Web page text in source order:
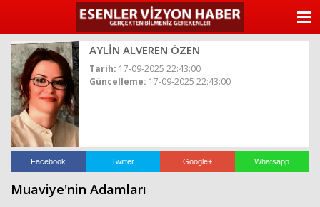
AYLİN ALVEREN ÖZEN
Tarih: 17-09-2025 22:43:00
Güncelleme: 17-09-2025 22:43:00
Facebook Twitter Google+ Whatsapp
Muaviye'nin Adamları
ANASAYFA
YAZARLAR